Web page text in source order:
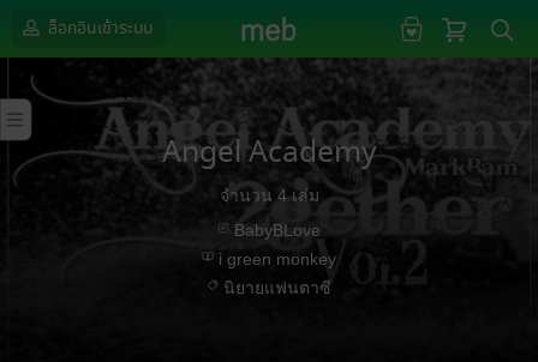
ล็อกอินเข้าระบบ
Angel Academy
จำนวน 4 เล่ม
BabyBLove
i green monkey
นิยายแฟนตาซี